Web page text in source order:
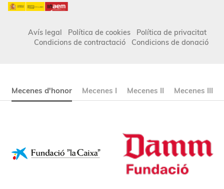
Avís legal Política de cookies
Política de privacitat
Condicions de contractació
Condicions de donació
Mecenes d'honor Mecenes I Mecenes II Mecenes III